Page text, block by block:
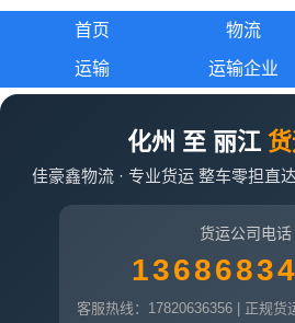
首页 物流
运输 运输企业
化州 至 丽江
佳豪鑫物流 · 专业货运 整车零担直
货运公司电话
客服热线：17820636356 | 正规货